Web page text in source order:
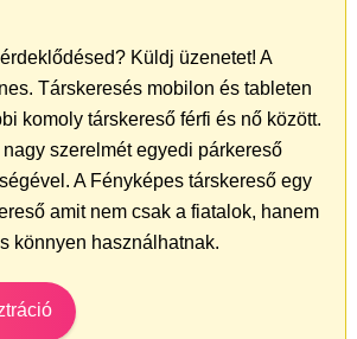
Küldj üzenetet! A
Társkeresés mobilon és tableten
komoly társkereső férfi és nő között.
szerelmét egyedi párkereső
A Fényképes társkereső egy
amit nem csak a fiatalok, hanem
könnyen használhatnak.